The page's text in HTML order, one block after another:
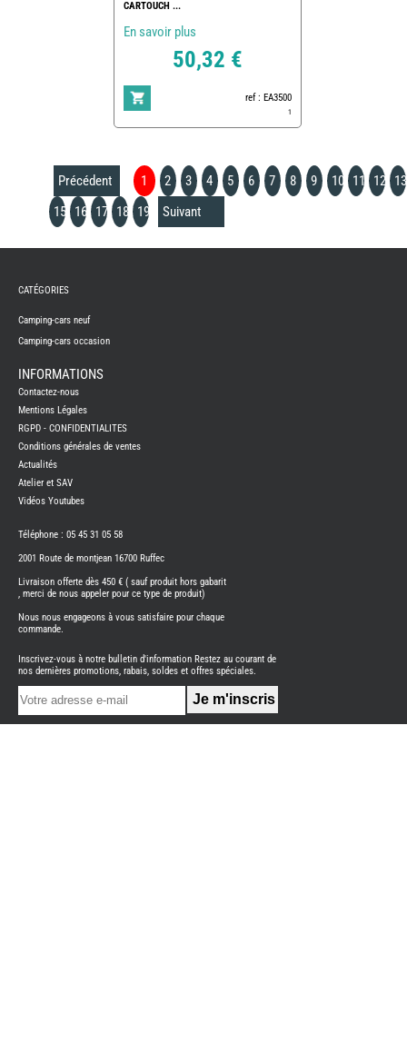
CARTOUCH ...
En savoir plus
50,32 €
ref : EA3500
1
Précédent 1 2 3 4 5 6 7 8 9 10 11 12
13
15
16 17 18 19 Suivant
CAMPING-
NEUFS
CAMPING-
CAMPING-
BENIMAR
CAMPING-
CARADO
CAMPING-
ITINEO
CAMPING-
OCCASION
CARADO
NEUFS
FOURGON
BENIMAR
FOURGON
CATÉGORIES
Camping-cars neuf
Camping-cars occasion
INFORMATIONS
Contactez-nous
Mentions Légales
RGPD - CONFIDENTIALITES
Conditions générales de ventes
Actualités
Atelier et SAV
Vidéos Youtubes
Téléphone : 05 45 31 05 58
2001 Route de montjean 16700 Ruffec
Livraison offerte dès 450 € ( sauf produit hors gabarit
, merci de nous appeler pour ce type de produit)
Nous nous engageons à vous satisfaire pour chaque
commande.
Inscrivez-vous à notre bulletin d'information Restez au courant de
nos dernières promotions, rabais, soldes et offres spéciales.